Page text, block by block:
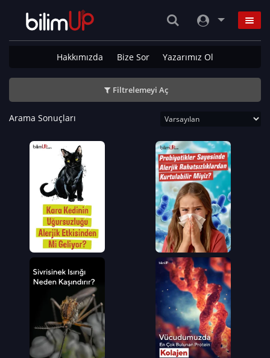
Hakkımızda Bize Sor Yazarımız Ol
Filtrelemeyi Aç
Arama Sonuçları